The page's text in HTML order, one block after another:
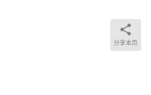
分享本页